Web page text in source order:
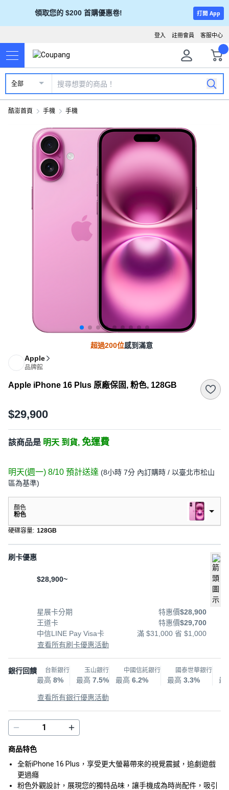
領取您的 $200 首購優惠卷! 打開 App
客服中心
註冊會員
登入
全部
酷澎首頁 手機 手機
超過200位感到滿意
Apple
品牌館
Apple iPhone 16 Plus 原廠保固, 粉色, 128GB
$29,900
該商品是 明天 到貨, 免運費
明天(週一) 8/10 預計送達 (8小時 7分 內訂購時 / 以臺北市松山
區為基準)
顏色
粉色
硬碟容量: 128GB
刷卡優惠
$28,900~
星展卡分期 特惠價$28,900
王道卡
特惠價$29,700
中信LINE Pay Visa卡
滿 $31,000 省 $1,000
查看所有刷卡優惠活動
銀行回饋 台新銀行
最高 8%
玉山銀行
最高 7.5%
中國信託銀行
最高 6.2%
國泰世華銀行
最高 3.3% 最
查看所有銀行優惠活動
商品特色
全新iPhone 16 Plus，享受更大螢幕帶來的視覺震撼，追劇遊戲
更過癮
粉色外觀設計，展現您的獨特品味，讓手機成為時尚配件，吸引